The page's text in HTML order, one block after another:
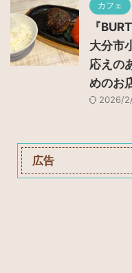
カフェ
『
大分市
応えの
めのお
2026/
広告